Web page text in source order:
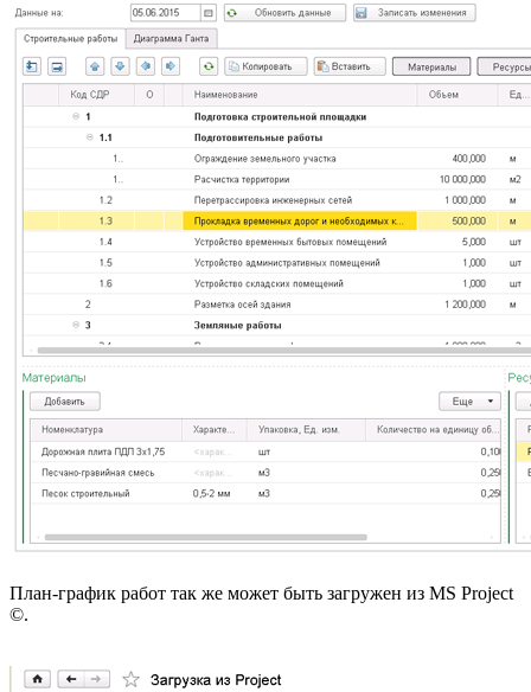
План-график работ так же может быть загружен из MS Project
©.